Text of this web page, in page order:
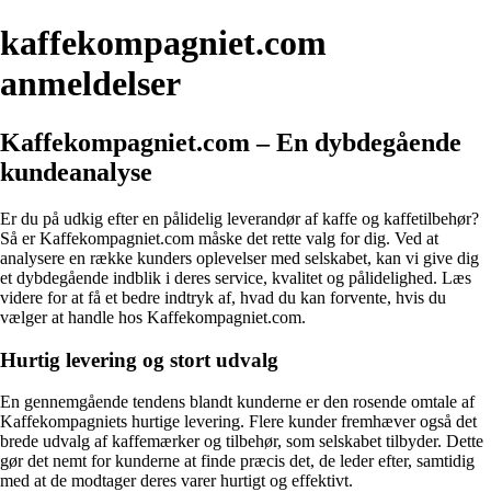
kaffekompagniet.com
anmeldelser
Kaffekompagniet.com – En dybdegående
kundeanalyse
Er du på udkig efter en pålidelig leverandør af kaffe og kaffetilbehør?
Så er Kaffekompagniet.com måske det rette valg for dig. Ved at
analysere en række kunders oplevelser med selskabet, kan vi give dig
et dybdegående indblik i deres service, kvalitet og pålidelighed. Læs
videre for at få et bedre indtryk af, hvad du kan forvente, hvis du
vælger at handle hos Kaffekompagniet.com.
Hurtig levering og stort udvalg
En gennemgående tendens blandt kunderne er den rosende omtale af
Kaffekompagniets hurtige levering. Flere kunder fremhæver også det
brede udvalg af kaffemærker og tilbehør, som selskabet tilbyder. Dette
gør det nemt for kunderne at finde præcis det, de leder efter, samtidig
med at de modtager deres varer hurtigt og effektivt.